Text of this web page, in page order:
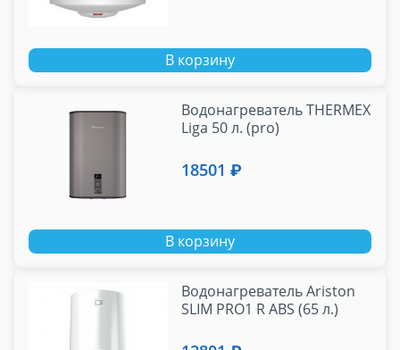
В корзину
Водонагреватель THERMEX
Liga 50 л. (pro)
18501 ₽
В корзину
Водонагреватель Ariston
SLIM PRO1 R ABS (65 л.)